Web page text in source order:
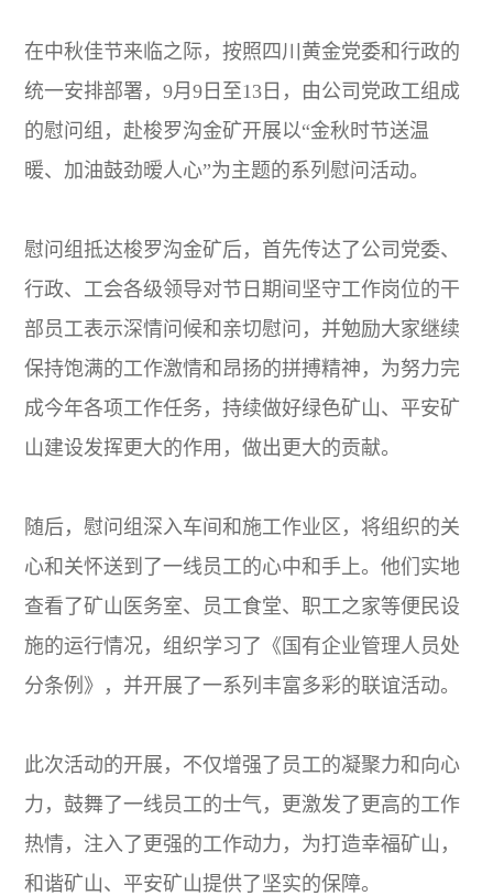
在中秋佳节来临之际，按照四川黄金党委和行政的
统一安排部署，9月9日至13日，由公司党政工组成
的慰问组，赴梭罗沟金矿开展以“金秋时节送温
暖、加油鼓劲暧人心”为主题的系列慰问活动。
慰问组抵达梭罗沟金矿后，首先传达了公司党委、
行政、工会各级领导对节日期间坚守工作岗位的干
部员工表示深情问候和亲切慰问，并勉励大家继续
保持饱满的工作激情和昂扬的拼搏精神，为努力完
成今年各项工作任务，持续做好绿色矿山、平安矿
山建设发挥更大的作用，做出更大的贡献。
随后，慰问组深入车间和施工作业区，将组织的关
心和关怀送到了一线员工的心中和手上。他们实地
查看了矿山医务室、员工食堂、职工之家等便民设
施的运行情况，组织学习了《国有企业管理人员处
分条例》，并开展了一系列丰富多彩的联谊活动。
此次活动的开展，不仅增强了员工的凝聚力和向心
力，鼓舞了一线员工的士气，更激发了更高的工作
热情，注入了更强的工作动力，为打造幸福矿山，
和谐矿山、平安矿山提供了坚实的保障。